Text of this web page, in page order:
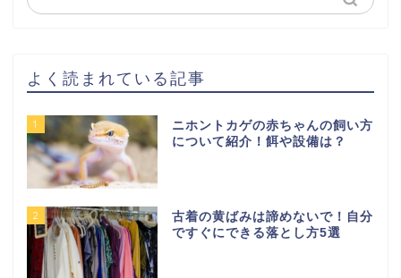
よく読まれている記事
1
ニホントカゲの赤ちゃんの飼い方
について紹介！餌や設備は？
2
古着の黄ばみは諦めないで！自分
ですぐにできる落とし方5選